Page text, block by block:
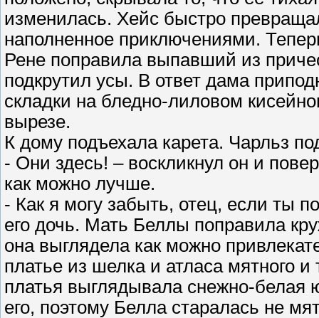
изменилась. Хейс быстро
наполненное приключениями.
Рене поправила выпавший из
подкрутил усы. В ответ дама
складки на бледно-лиловом
вырезе.
К дому подъехала карета. Чарльз
- Они здесь! – воскликнул он и
как можно лучше.
- Как я могу забыть, отец, если ты
его дочь. Мать Беллы поправила
она выглядела как можно
платье из шелка и атласа мятного
платья выглядывала снежно-белая
его, поэтому Белла старалась не